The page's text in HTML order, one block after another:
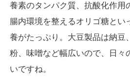
養素のタンパク質、抗酸化作用
腸内環境を整えるオリゴ糖とい
養がたっぷり。大豆製品は納豆
粉、味噌など幅広いので、日々
いですね。